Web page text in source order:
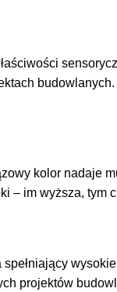
kolor nadaje
– im wyższa, tym
projektów